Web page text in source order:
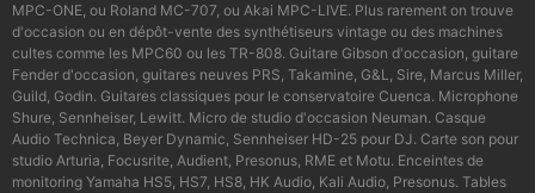
MPC-ONE, ou Roland MC-707, ou Akai MPC-LIVE. Plus rarement on trouve
d'occasion ou en dépôt-vente des synthétiseurs vintage ou des machines
cultes comme les MPC60 ou les TR-808. Guitare Gibson d'occasion, guitare
Fender d'occasion, guitares neuves PRS, Takamine, G&L, Sire, Marcus Miller,
Guild, Godin. Guitares classiques pour le conservatoire Cuenca. Microphone
Shure, Sennheiser, Lewitt. Micro de studio d'occasion Neuman. Casque
Audio Technica, Beyer Dynamic, Sennheiser HD-25 pour DJ. Carte son pour
studio Arturia, Focusrite, Audient, Presonus, RME et Motu. Enceintes de
monitoring Yamaha HS5, HS7, HS8, HK Audio, Kali Audio, Presonus. Tables